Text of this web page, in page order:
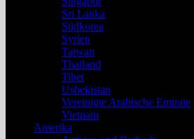
Sri Lanka
Südkorea
Syrien
Taiwan
Thailand
Tibet
Usbekistan
Vereinigte Arabische Emirate
Vietnam
Amerika